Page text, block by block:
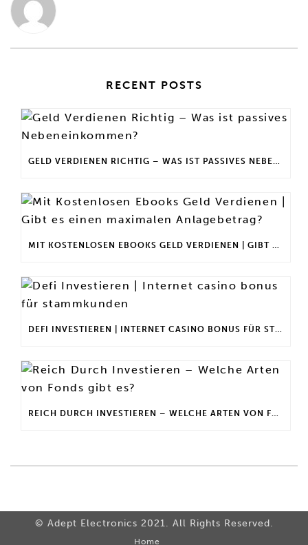
RECENT POSTS
GELD VERDIENEN RICHTIG – WAS IST PASSIVES NEBENEINKOMMEN?
MIT KOSTENLOSEN EBOOKS GELD VERDIENEN | GIBT ES EINEN MAXIMALEN ANLAGEBETRAG?
DEFI INVESTIEREN | INTERNET CASINO BONUS FÜR STAMMKUNDEN
REICH DURCH INVESTIEREN – WELCHE ARTEN VON FONDS GIBT ES?
© Adept Electronics 2021. All Rights Reserved.
Home